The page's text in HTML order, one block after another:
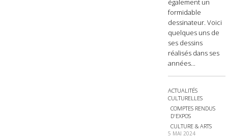
également un
formidable
dessinateur. Voici
quelques uns de
ses dessins
réalisés dans ses
années...
ACTUALITÉS
CULTURELLES
COMPTES RENDUS
D'EXPOS
CULTURE & ARTS
5 MAI 2024